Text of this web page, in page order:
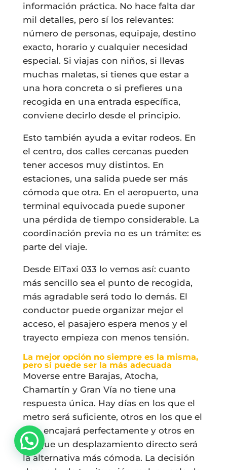
información práctica. No hace falta dar
mil detalles, pero sí los relevantes:
número de personas, equipaje, destino
exacto, horario y cualquier necesidad
especial. Si viajas con niños, si llevas
muchas maletas, si tienes que estar a
una hora concreta o si prefieres una
recogida en una entrada específica,
conviene decirlo desde el principio.
Esto también ayuda a evitar rodeos. En
el centro, dos calles cercanas pueden
tener accesos muy distintos. En
estaciones, una salida puede ser más
cómoda que otra. En el aeropuerto, una
terminal equivocada puede suponer
una pérdida de tiempo considerable. La
coordinación previa no es un trámite: es
parte del viaje.
Desde ElTaxi 033 lo vemos así: cuanto
más sencillo sea el punto de recogida,
más agradable será todo lo demás. El
conductor puede organizar mejor el
acceso, el pasajero espera menos y el
trayecto empieza con menos tensión.
La mejor opción no siempre es la misma,
pero sí puede ser la más adecuada
Moverse entre Barajas, Atocha,
Chamartín y Gran Vía no tiene una
respuesta única. Hay días en los que el
metro será suficiente, otros en los que el
tren encajará perfectamente y otros en
los que un desplazamiento directo será
la alternativa más cómoda. La decisión